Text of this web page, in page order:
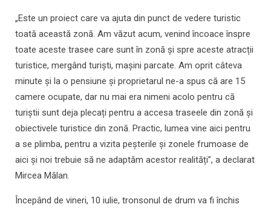
„Este un proiect care va ajuta din punct de vedere turistic
toată această zonă. Am văzut acum, venind încoace înspre
toate aceste trasee care sunt în zonă și spre aceste atracții
turistice, mergând turiști, mașini parcate. Am oprit câteva
minute și la o pensiune și proprietarul ne-a spus că are 15
camere ocupate, dar nu mai era nimeni acolo pentru că
turiștii sunt deja plecați pentru a accesa traseele din zonă și
obiectivele turistice din zonă. Practic, lumea vine aici pentru
a se plimba, pentru a vizita peșterile și zonele frumoase de
aici și noi trebuie să ne adaptăm acestor realități”, a declarat
Mircea Mălan.
Începând de vineri, 10 iulie, tronsonul de drum va fi închis